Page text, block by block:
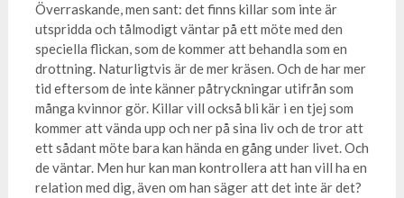
Överraskande, men sant: det finns killar som inte är
utspridda och tålmodigt väntar på ett möte med den
speciella flickan, som de kommer att behandla som en
drottning. Naturligtvis är de mer kräsen. Och de har mer
tid eftersom de inte känner påtryckningar utifrån som
många kvinnor gör. Killar vill också bli kär i en tjej som
kommer att vända upp och ner på sina liv och de tror att
ett sådant möte bara kan hända en gång under livet. Och
de väntar. Men hur kan man kontrollera att han vill ha en
relation med dig, även om han säger att det inte är det?